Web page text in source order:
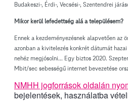
Budakeszi-, Érdi-, Vecsési-, Szentendrei
Mikor kerül lefedettség alá a településem?
Ennek a kezdeményezésnek alapvetően az
azonban a kivitelezés konkrét dátumát
nehéz megjósolni... Egy biztos 2020.
Mbit/sec sebességű internet bevezetése
NMHH jogforrások oldalán
bejelentések, használatba